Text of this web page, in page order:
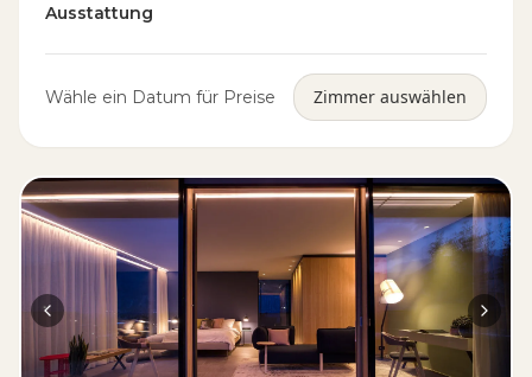
Ausstattung
Wähle ein Datum für Preise Zimmer auswählen